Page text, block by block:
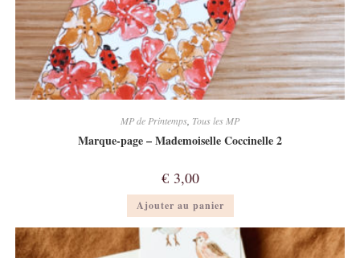
MP de Printemps Tous les MP
Marque-page – Mademoiselle Coccinelle 2
€3,00
Ajouter au panier